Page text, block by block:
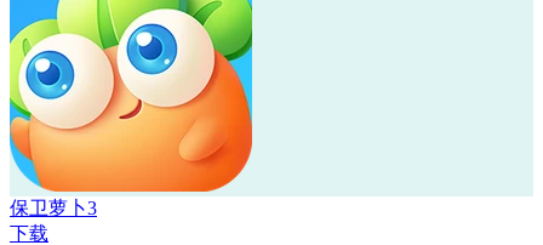
保卫萝卜3
下载